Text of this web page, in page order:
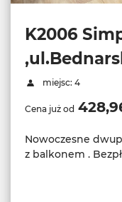
K2006
miejsc: 4
Cena już od
Nowoczesne
z balkonem .